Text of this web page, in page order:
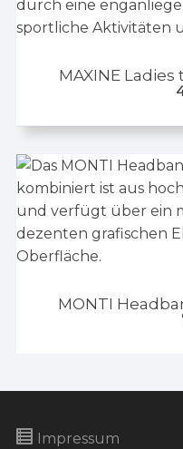
MAXINE
MONTI
Impressum